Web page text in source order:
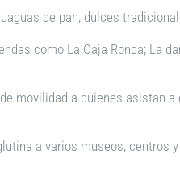
de pan, dulces
como La Caja Ronca; La
movilidad a quienes asistan
a varios museos,